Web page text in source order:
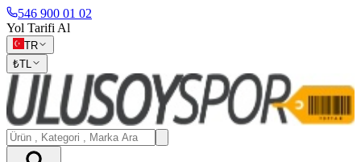
546 900 01 02
Yol Tarifi Al
TR
₺TL